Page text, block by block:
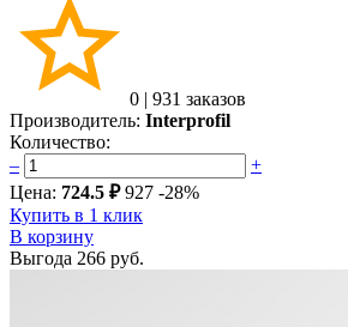
0 | 931 заказов
Производитель: Interprofil
Количество:
–
+
Цена: 724.5 ₽ 927 -28%
Купить в 1 клик
В корзину
Выгода 266 руб.